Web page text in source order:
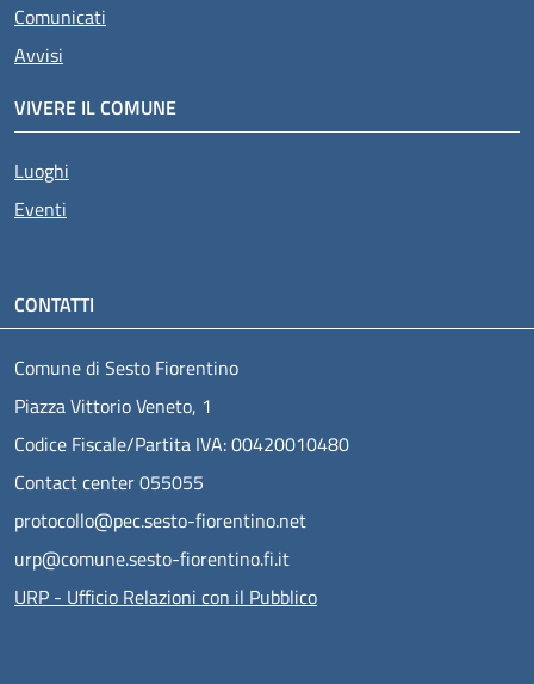
Comunicati
Avvisi
VIVERE IL COMUNE
Luoghi
Eventi
CONTATTI
Comune di Sesto Fiorentino
Piazza Vittorio Veneto, 1
Codice Fiscale/Partita IVA: 00420010480
Contact center 055055
protocollo@pec.sesto-fiorentino.net
urp@comune.sesto-fiorentino.fi.it
URP - Ufficio Relazioni con il Pubblico